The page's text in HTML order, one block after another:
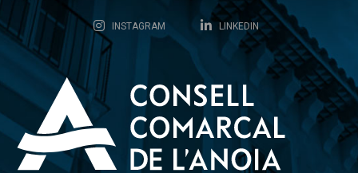
INSTAGRAM LINKEDIN